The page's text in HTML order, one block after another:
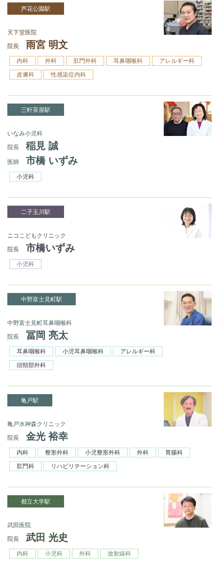
芦花公園駅
天下堂医院
院長
雨宮 明文
内科 外科 肛門外科 耳鼻咽喉科
アレルギー科
皮膚科
性感染症内科
三軒茶屋駅
いなみ小児科
院長
稲見 誠
医師 市橋 いずみ
小児科
二子玉川駅
ニコこどもクリニック
院長
市橋いずみ
小児科
中野富士見町駅
中野富士見町耳鼻咽喉科
院長
冨岡 亮太
耳鼻咽喉科 小児耳鼻咽喉科
アレルギー科
頭頸部外科
亀戸駅
亀戸水神森クリニック
院長
金光 裕幸
内科 整形外科 小児整形外科 外科
胃腸科
肛門科
リハビリテーション科
都立大学駅
武田医院
院長
武田 光史
内科 小児科 外科 放射線科